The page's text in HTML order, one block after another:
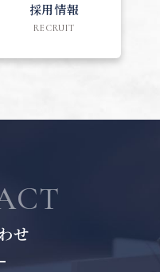
採用情報
RECRUIT
せ